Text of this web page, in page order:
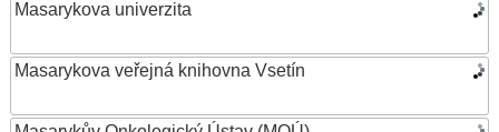
Masarykova univerzita
Masarykova veřejná knihovna Vsetín